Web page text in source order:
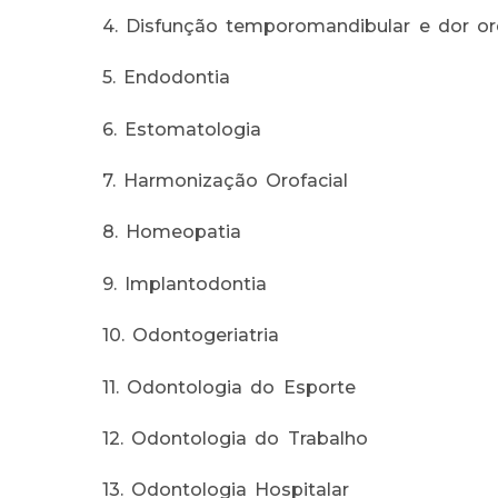
4. Disfunção temporomandibular e dor
5. Endodontia
6. Estomatologia
7. Harmonização Orofacial
8. Homeopatia
9. Implantodontia
10. Odontogeriatria
11. Odontologia do Esporte
12. Odontologia do Trabalho
13. Odontologia Hospitalar